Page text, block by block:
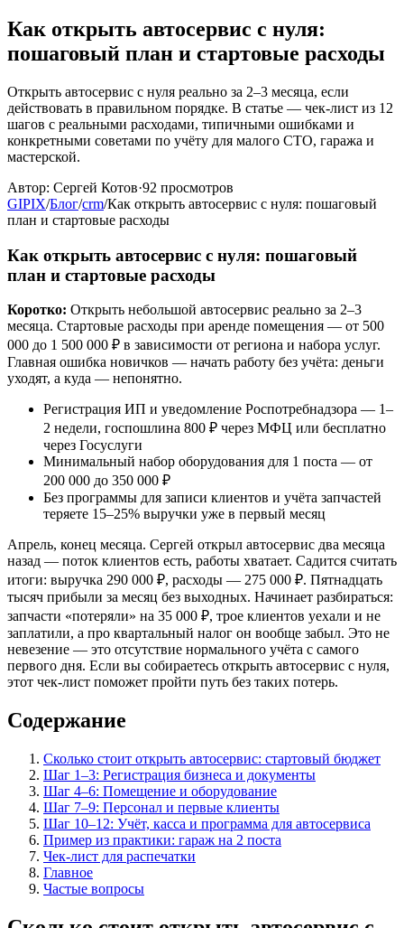
Как открыть автосервис с нуля:
пошаговый план и стартовые расходы
Открыть автосервис с нуля реально за 2–3 месяца, если
действовать в правильном порядке. В статье — чек-лист из 12
шагов с реальными расходами, типичными ошибками и
конкретными советами по учёту для малого СТО, гаража и
мастерской.
Автор: Сергей Котов·92 просмотров
GIPIX/Блог/crm/Как открыть автосервис с нуля: пошаговый
план и стартовые расходы
Как открыть автосервис с нуля: пошаговый
план и стартовые расходы
Коротко: Открыть небольшой автосервис реально за 2–3
месяца. Стартовые расходы при аренде помещения — от 500
000 до 1 500 000 ₽ в зависимости от региона и набора услуг.
Главная ошибка новичков — начать работу без учёта: деньги
уходят, а куда — непонятно.
Регистрация ИП и уведомление Роспотребнадзора — 1–
2 недели, госпошлина 800 ₽ через МФЦ или бесплатно
через Госуслуги
Минимальный набор оборудования для 1 поста — от
200 000 до 350 000 ₽
Без программы для записи клиентов и учёта запчастей
теряете 15–25% выручки уже в первый месяц
Апрель, конец месяца. Сергей открыл автосервис два месяца
назад — поток клиентов есть, работы хватает. Садится считать
итоги: выручка 290 000 ₽, расходы — 275 000 ₽. Пятнадцать
тысяч прибыли за месяц без выходных. Начинает разбираться:
запчасти «потеряли» на 35 000 ₽, трое клиентов уехали и не
заплатили, а про квартальный налог он вообще забыл. Это не
невезение — это отсутствие нормального учёта с самого
первого дня. Если вы собираетесь открыть автосервис с нуля,
этот чек-лист поможет пройти путь без таких потерь.
Содержание
Сколько стоит открыть автосервис: стартовый бюджет
Шаг 1–3: Регистрация бизнеса и документы
Шаг 4–6: Помещение и оборудование
Шаг 7–9: Персонал и первые клиенты
Шаг 10–12: Учёт, касса и программа для автосервиса
Пример из практики: гараж на 2 поста
Чек-лист для распечатки
Главное
Частые вопросы